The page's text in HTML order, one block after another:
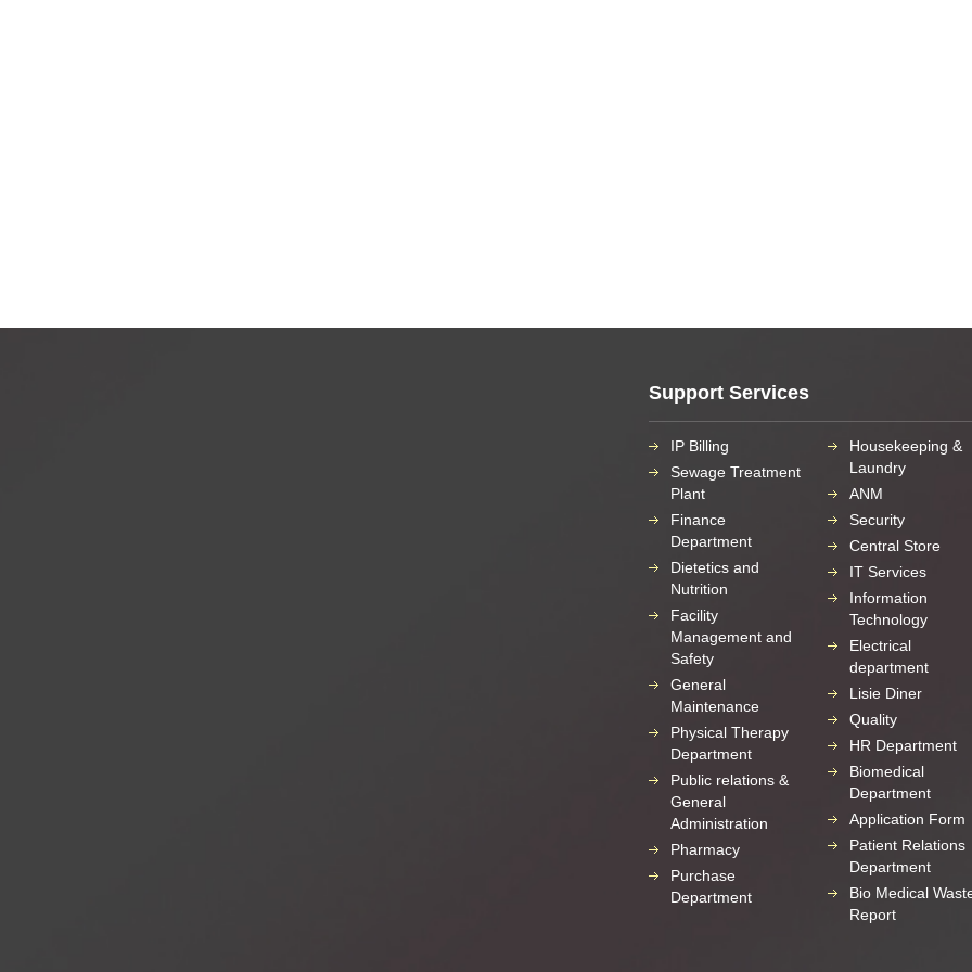
Support Services
IP Billing
Sewage Treatment
Plant
Finance
Department
Dietetics and
Nutrition
Facility
Management and
Safety
General
Maintenance
Physical Therapy
Department
Public relations &
General
Administration
Pharmacy
Purchase
Department
Housekeeping &
Laundry
ANM
Security
Central Store
IT Services
Information
Technology
Electrical
department
Lisie Diner
Quality
HR Department
Biomedical
Department
Application Form
Patient Relations
Department
Bio Medical
Report